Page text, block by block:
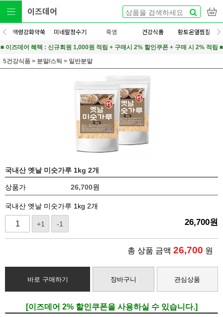
이즈데어
백령강화약쑥 미네랄정수기 죽염 건강식품 황토온열찜질
■ 이즈데어 혜택 : 신규회원 1,000원 적립 + 구매시 2% 할인쿠폰 + 구매 시 2% 적립 ■
5건강식품 > 분말/스틱 > 일반분말
국내산 옛날 미숫가루 1kg 2개
상품가 26,700원
국내산 옛날 미숫가루 1kg 2개
+1 -1 26,700원
총 상품 금액 26,700 원
바로 구매하기 장바구니 관심상품
[이즈데어 2% 할인쿠폰을 사용하실 수 있습니다.]